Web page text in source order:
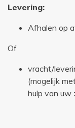
Levering:
Afhalen op
Of
vracht/
(mogelijk
hulp van uw